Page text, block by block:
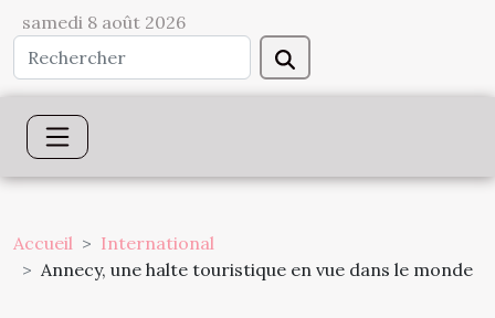
samedi 8 août 2026
Accueil
International
Annecy, une halte touristique en vue dans le monde